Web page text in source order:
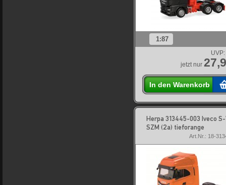
1:87
UVP:
jetzt nur
In den Warenkorb
Herpa 313445-003 Iveco
SZM (2a) tieforange
Art.Nr.: 18-